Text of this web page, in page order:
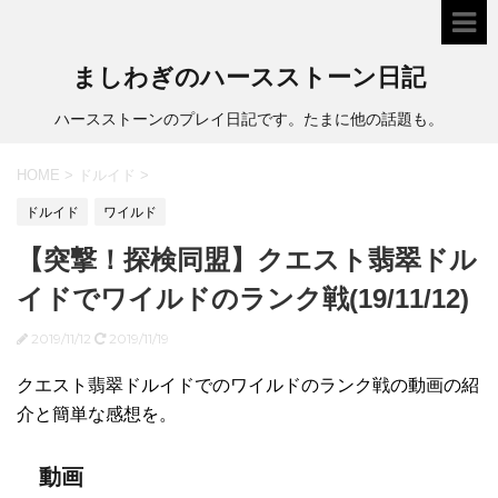
ましわぎのハースストーン日記
ハースストーンのプレイ日記です。たまに他の話題も。
HOME > ドルイド >
ドルイド ワイルド
【突撃！探検同盟】クエスト翡翠ドル
イドでワイルドのランク戦(19/11/12)
2019/11/12 2019/11/19
クエスト翡翠ドルイドでのワイルドのランク戦の動画の紹
介と簡単な感想を。
動画